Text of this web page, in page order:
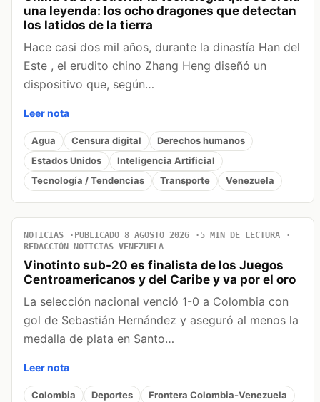
una leyenda: los ocho dragones que detectan
los latidos de la tierra
Hace casi dos mil años, durante la dinastía Han del
Este , el erudito chino Zhang Heng diseñó un
dispositivo que, según…
Leer nota
Agua Censura digital
Derechos humanos
Estados Unidos
Inteligencia Artificial
Tecnología / Tendencias
Transporte Venezuela
NOTICIAS PUBLICADO 8 AGOSTO 2026
5 MIN DE LECTURA
REDACCIÓN NOTICIAS VENEZUELA
Vinotinto sub-20 es finalista de los Juegos
Centroamericanos y del Caribe y va por el oro
La selección nacional venció 1-0 a Colombia con
gol de Sebastián Hernández y aseguró al menos la
medalla de plata en Santo…
Leer nota
Colombia Deportes
Frontera Colombia-Venezuela